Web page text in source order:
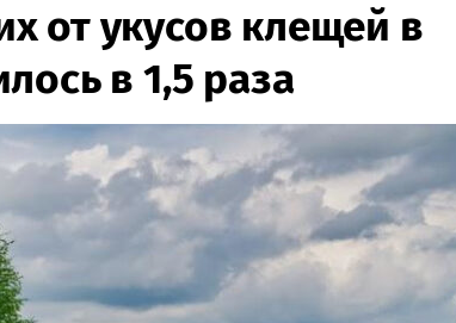
от укусов клещей в
в 1,5 раза